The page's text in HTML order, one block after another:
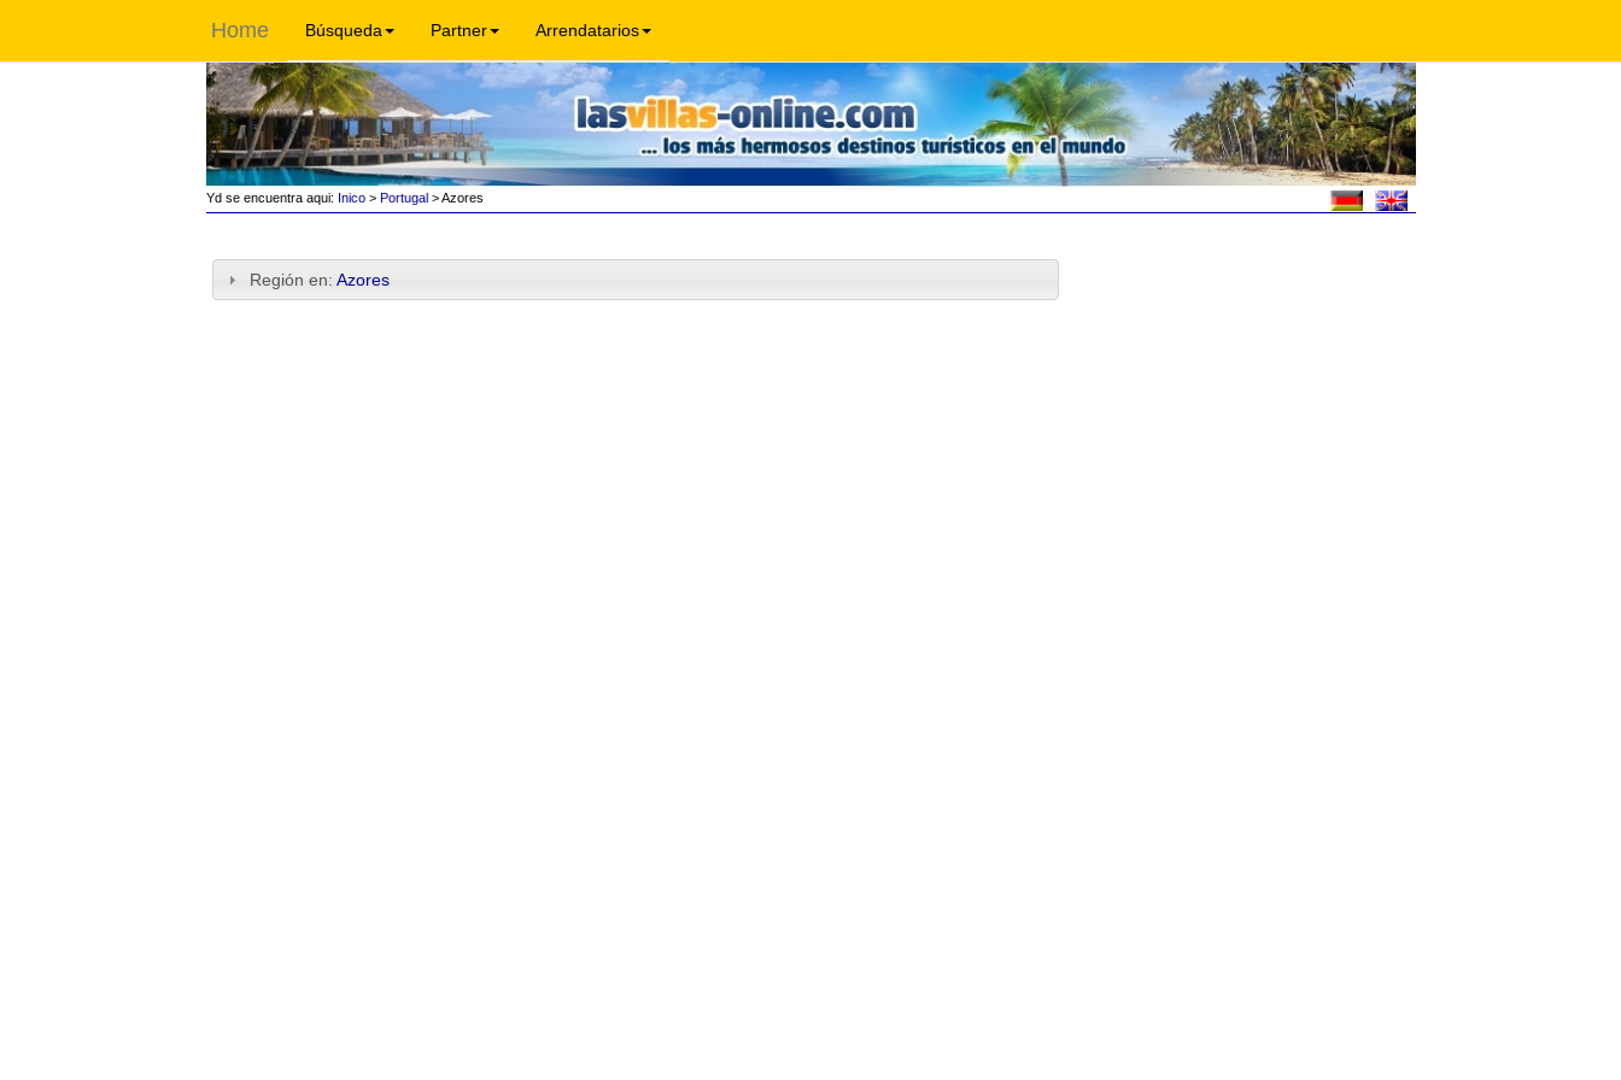
Home Búsqueda Partner Arrendatarios
Yd se encuentra aqui: Inico> Portugal> Azores
Región en:Azores